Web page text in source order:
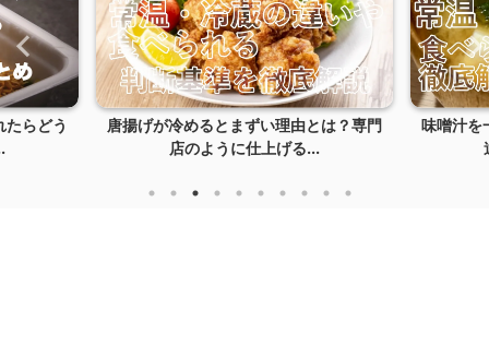
らどう
唐揚げが冷めるとまずい理由とは？専門
店のように仕上げる...
味噌汁を